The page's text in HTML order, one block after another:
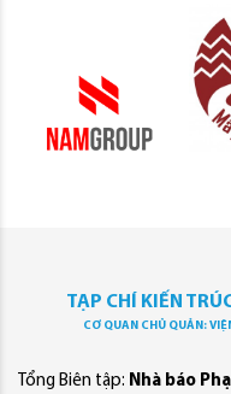
TẠP CHÍ KIẾN
CƠ QUAN CHỦ QUẢN:
Tổng Biên tập: Nhà báo